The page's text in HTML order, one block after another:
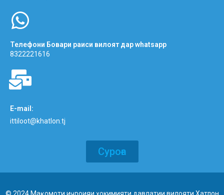
Телефони Бовари раиси вилоят дар whatsapp
8322221616
E-mail:
ittiloot@khatlon.tj
Суроға